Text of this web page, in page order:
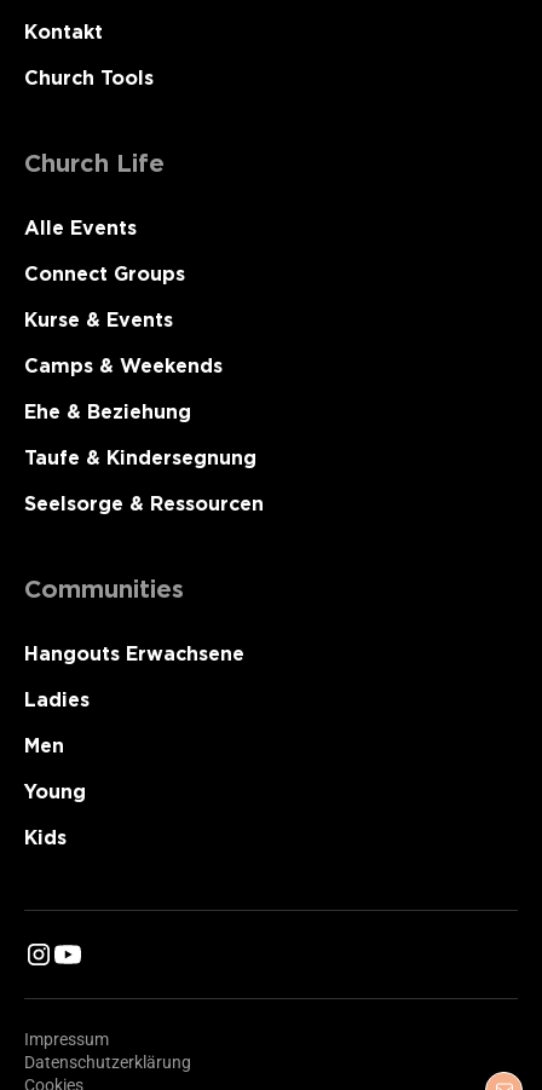
Kontakt
Church Tools
Church Life
Alle Events
Connect Groups
Kurse & Events
Camps & Weekends
Ehe & Beziehung
Taufe & Kindersegnung
Seelsorge & Ressourcen
Communities
Hangouts Erwachsene
Ladies
Men
Young
Kids
Impressum
Datenschutzerklärung
Cookies